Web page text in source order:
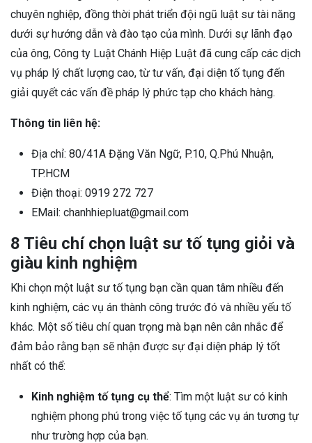
chuyên nghiệp, đồng thời phát triển đội ngũ luật sư tài năng
dưới sự hướng dẫn và đào tạo của mình. Dưới sự lãnh đạo
của ông, Công ty Luật Chánh Hiệp Luật đã cung cấp các dịch
vụ pháp lý chất lượng cao, từ tư vấn, đại diện tố tụng đến
giải quyết các vấn đề pháp lý phức tạp cho khách hàng.
Thông tin liên hệ:
Địa chỉ: 80/41A Đặng Văn Ngữ, P.10, Q.Phú Nhuận,
TP.HCM
Điện thoại: 0919 272 727
EMail: chanhhiepluat@gmail.com
8 Tiêu chí chọn luật sư tố tụng giỏi và
giàu kinh nghiệm
Khi chọn một luật sư tố tụng bạn cần quan tâm nhiều đến
kinh nghiệm, các vụ án thành công trước đó và nhiều yếu tố
khác. Một số tiêu chí quan trọng mà bạn nên cân nhắc để
đảm bảo rằng bạn sẽ nhận được sự đại diện pháp lý tốt
nhất có thể:
Kinh nghiệm tố tụng cụ thể: Tìm một luật sư có kinh
nghiệm phong phú trong việc tố tụng các vụ án tương tự
như trường hợp của bạn.